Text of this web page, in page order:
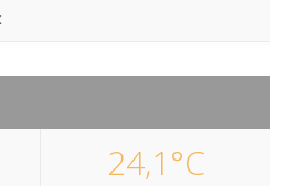
24,1°C